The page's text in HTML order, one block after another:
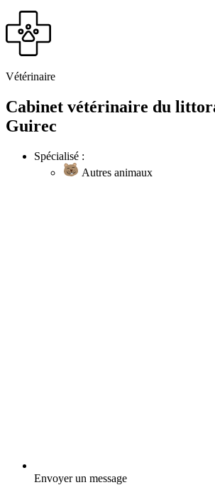
Vétérinaire
Cabinet vétérinaire du
Guirec
Spécialisé :
Autres animaux
Envoyer un message